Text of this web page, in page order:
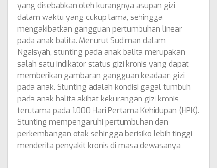
yang disebabkan oleh kurangnya asupan gizi
dalam waktu yang cukup lama, sehingga
mengakibatkan gangguan pertumbuhan linear
pada anak balita. Menurut Sudiman dalam
Ngaisyah, stunting pada anak balita merupakan
salah satu indikator status gizi kronis yang dapat
memberikan gambaran gangguan keadaan gizi
pada anak. Stunting adalah kondisi gagal tumbuh
pada anak balita akibat kekurangan gizi kronis
terutama pada 1.000 Hari Pertama Kehidupan (HPK).
Stunting mempengaruhi pertumbuhan dan
perkembangan otak sehingga berisiko lebih tinggi
menderita penyakit kronis di masa dewasanya